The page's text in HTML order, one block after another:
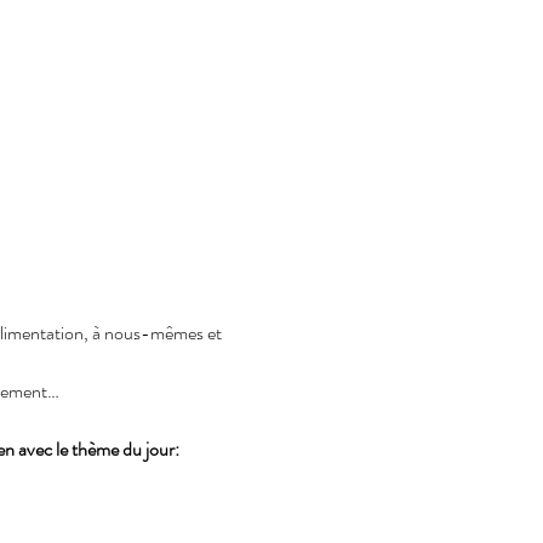
à nous-mêmes et
avec le thème du jour: